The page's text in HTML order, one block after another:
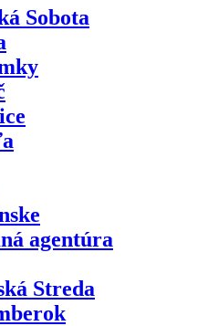
Sobota
agentúra
Streda